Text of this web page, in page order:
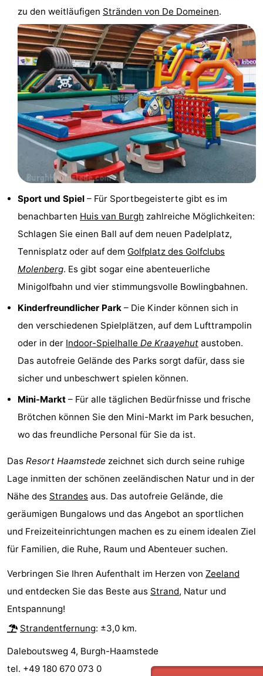
Minigolfplätze
Wellness-
Zentren
Dörfer
Städte
Natur
Führungen
Sport
Schwimmbader
Radfahren
-
Wandern
Reiten
Golfplatze
Surfen
Sportangeln
Essen
trinken
Praktisch
Forum
Route
-
Parken
Reisebuchshop
Adressen
Region
Leiden
Bollenstreek
zu den weitläufigen Stränden von De Domeinen.
Sport und Spiel – Für Sportbegeisterte gibt es im
benachbarten Huis van Burgh zahlreiche Möglichkeiten:
Schlagen Sie einen Ball auf dem neuen Padelplatz,
Tennisplatz oder auf dem Golfplatz des Golfclubs
Molenberg. Es gibt sogar eine abenteuerliche
Minigolfbahn und vier stimmungsvolle Bowlingbahnen.
Kinderfreundlicher Park – Die Kinder können sich in
den verschiedenen Spielplätzen, auf dem Lufttrampolin
oder in der Indoor-Spielhalle De Kraayehut austoben.
Das autofreie Gelände des Parks sorgt dafür, dass sie
sicher und unbeschwert spielen können.
Mini-Markt – Für alle täglichen Bedürfnisse und frische
Brötchen können Sie den Mini-Markt im Park besuchen,
wo das freundliche Personal für Sie da ist.
Das Resort Haamstede zeichnet sich durch seine ruhige
Lage inmitten der schönen zeeländischen Natur und in der
Nähe des Strandes aus. Das autofreie Gelände, die
geräumigen Bungalows und das Angebot an sportlichen
und Freizeiteinrichtungen machen es zu einem idealen Ziel
für Familien, die Ruhe, Raum und Abenteuer suchen.
Verbringen Sie Ihren Aufenthalt im Herzen von Zeeland
und entdecken Sie das Beste aus Strand, Natur und
Entspannung!
Strandentfernung: ±3,0 km.
Daleboutsweg 4, Burgh-Haamstede
tel. +49 180 670 073 0